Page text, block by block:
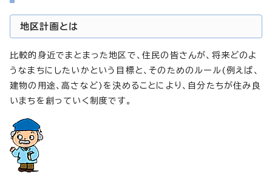
地区計画とは
比較的身近でまとまった地区で、住民の皆さんが、将来どのよ
うなまちにしたいかという目標と、そのためのルール(例えば、
建物の用途、高さなど)を決めることにより、自分たちが住み良
いまちを創っていく制度です。